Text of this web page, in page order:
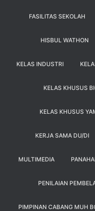
FASILITAS SEKOLAH
HISBUL WATHON
KELAS INDUSTRI
KELAS KHUSUS
KELAS KHUSUS
KERJA SAMA DU/DI
MULTIMEDIA
PENILAIAN
PIMPINAN CABANG MUH